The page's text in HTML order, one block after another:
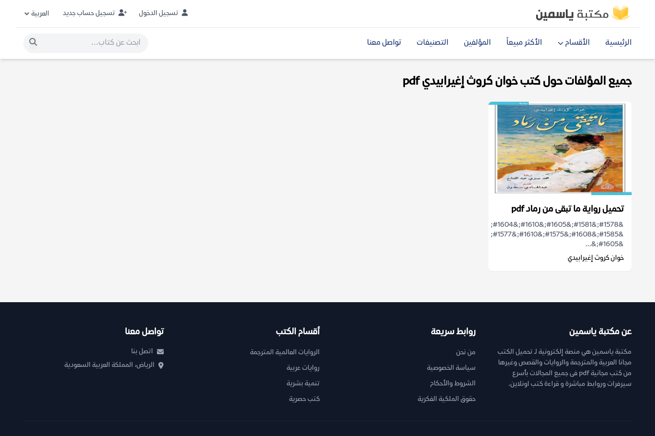
تسجيل الدخول تسجيل حساب جديد
الرئيسية الأقسام الأكثر مبيعاً المؤلفين التصنيفات تواصل معنا
جميع المؤلفات حول كتب خوان كروث إغيرابيدي pdf
تحميل رواية ما تبقى من رماد pdf
&#1578;&#1581;&#1605;&#1610;&#1604;
&#1585;&#1608;&#1575;&#1610;&#1577;
&#1605;&...
خوان كروث إغيرابيدي
عن مكتبة ياسمين
مكتبة ياسمين هي منصة إلكترونية لـ تحميل الكتب
مجانا العربية والمترجمة والروايات والقصص وغيرها
من كتب مجانية pdf فى جميع المجالات بأسرع
سيرفرات وروابط مباشرة و قراءة كتب اونلاين.
روابط سريعة
من نحن
سياسة الخصوصية
الشروط والأحكام
حقوق الملكية الفكرية
أقسام الكتب
الروايات العالمية المترجمة
روايات عربية
تنمية بشرية
كتب حصرية
تواصل معنا
اتصل بنا
الرياض، المملكة العربية السعودية